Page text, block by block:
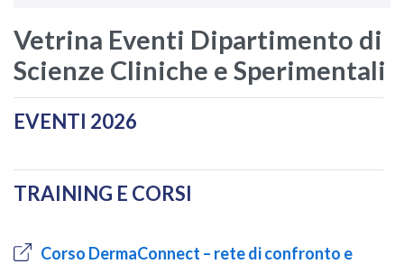
Vetrina Eventi Dipartimento di
Scienze Cliniche e Sperimentali
EVENTI 2026
TRAINING E CORSI
Corso DermaConnect – rete di confronto e